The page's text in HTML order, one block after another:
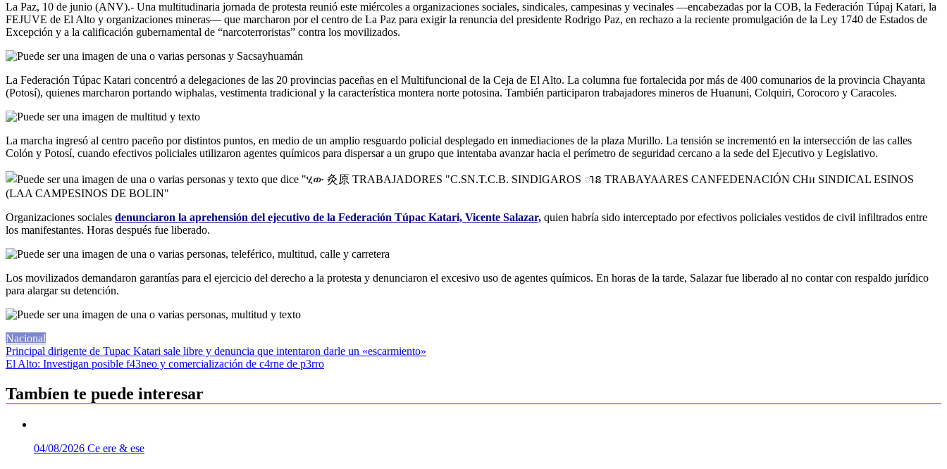
La Paz, 10 de junio (ANV).- Una multitudinaria jornada de protesta reunió este miércoles a organizaciones sociales, sindicales, campesinas y vecinales —encabezadas por la COB, la Federación Túpaj Katari, la
FEJUVE de El Alto y organizaciones mineras— que marcharon por el centro de La Paz para exigir la renuncia del presidente Rodrigo Paz, en rechazo a la reciente promulgación de la Ley 1740 de Estados de
Excepción y a la calificación gubernamental de “narcoterroristas” contra los movilizados.
La Federación Túpac Katari concentró a delegaciones de las 20 provincias paceñas en el Multifuncional de la Ceja de El Alto. La columna fue fortalecida por más de 400 comunarios de la provincia Chayanta
(Potosí), quienes marcharon portando wiphalas, vestimenta tradicional y la característica montera norte potosina. También participaron trabajadores mineros de Huanuni, Colquiri, Corocoro y Caracoles.
La marcha ingresó al centro paceño por distintos puntos, en medio de un amplio resguardo policial desplegado en inmediaciones de la plaza Murillo. La tensión se incrementó en la intersección de las calles
Colón y Potosí, cuando efectivos policiales utilizaron agentes químicos para dispersar a un grupo que intentaba avanzar hacia el perímetro de seguridad cercano a la sede del Ejecutivo y Legislativo.
Organizaciones sociales denunciaron la aprehensión del ejecutivo de la Federación Túpac Katari, Vicente Salazar, quien habría sido interceptado por efectivos policiales vestidos de civil infiltrados entre
los manifestantes. Horas después fue liberado.
Los movilizados demandaron garantías para el ejercicio del derecho a la protesta y denunciaron el excesivo uso de agentes químicos. En horas de la tarde, Salazar fue liberado al no contar con respaldo jurídico
para alargar su detención.
Nacional
Navegación
de
entradas
Principal dirigente de Tupac Katari sale libre y denuncia que intentaron darle un «escarmiento»
El Alto: Investigan posible f43neo y comercialización de c4rne de p3rro
Tambíen te puede interesar
04/08/2026 Ce ere & ese